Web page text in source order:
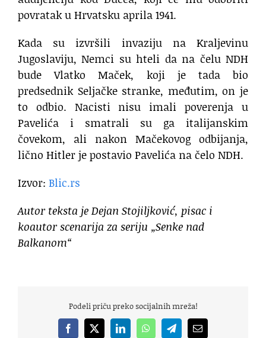
povratak u Hrvatsku aprila 1941.
Kada su izvršili invaziju na Kraljevinu
Jugoslaviju, Nemci su hteli da na čelu NDH
bude Vlatko Maček, koji je tada bio
predsednik Seljačke stranke, međutim, on je
to odbio. Nacisti nisu imali poverenja u
Pavelića i smatrali su ga italijanskim
čovekom, ali nakon Mačekovog odbijanja,
lično Hitler je postavio Pavelića na čelo NDH.
Izvor: Blic.rs
Autor teksta je Dejan Stojiljković, pisac i
koautor scenarija za seriju „Senke nad
Balkanom“
Podeli priču preko socijalnih mreža!
Facebook
X LinkedInWhatsAppTelegramEmail